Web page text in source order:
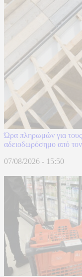
Ώρα πληρωμών για
αδειοδωρόσημο από
07/08/2026 - 15:50